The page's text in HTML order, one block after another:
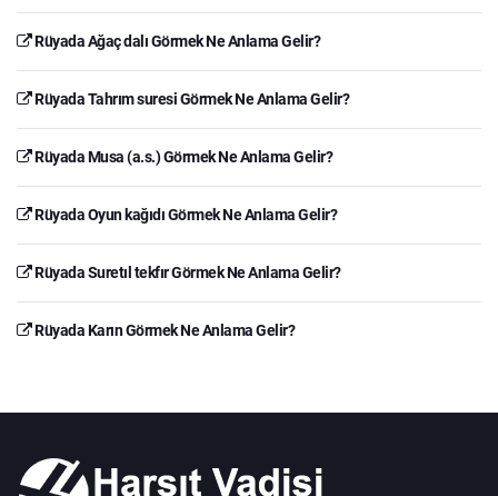
Rüyada Ağaç dalı Görmek Ne Anlama Gelir?
Rüyada Tahrım suresi Görmek Ne Anlama Gelir?
Rüyada Musa (a.s.) Görmek Ne Anlama Gelir?
Rüyada Oyun kağıdı Görmek Ne Anlama Gelir?
Rüyada Suretıl tekfır Görmek Ne Anlama Gelir?
Rüyada Karın Görmek Ne Anlama Gelir?